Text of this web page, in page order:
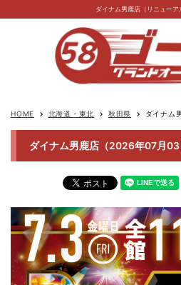
ダイナム男鹿店（リニューア
HOME keyboard_arrow_right 北海道・東北 keyboard_arrow_right 秋田県 keyboard_arrow_right ダイナム
ダイナム男鹿店（2026年07月03